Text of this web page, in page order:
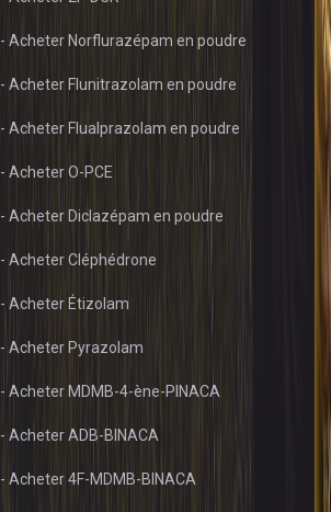
- Acheter Norflurazépam en poudre
- Acheter Flunitrazolam en poudre
- Acheter Flualprazolam en poudre
- Acheter O-PCE
- Acheter Diclazépam en poudre
- Acheter Cléphédrone
- Acheter Étizolam
- Acheter Pyrazolam
- Acheter MDMB-4-ène-PINACA
- Acheter ADB-BINACA
- Acheter 4F-MDMB-BINACA